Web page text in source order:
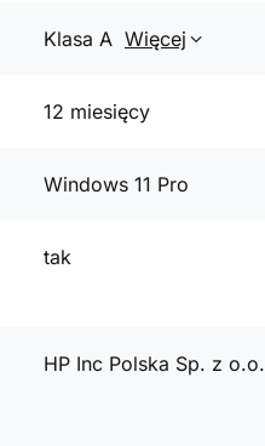
Klasa A Więcej
12 miesięcy
Windows 11 Pro
tak
HP Inc Polska Sp. z o.o.